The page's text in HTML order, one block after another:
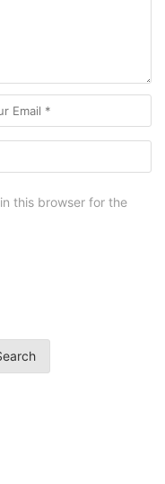
this browser for the